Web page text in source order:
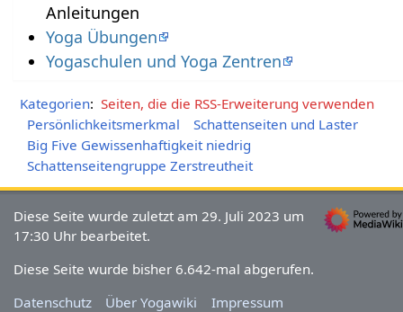
Anleitungen
Yoga Übungen
Yogaschulen und Yoga Zentren
Kategorien: Seiten, die die RSS-Erweiterung verwenden
Persönlichkeitsmerkmal
Schattenseiten und Laster
Big Five Gewissenhaftigkeit niedrig
Schattenseitengruppe Zerstreutheit
Diese Seite wurde zuletzt am 29. Juli 2023 um
17:30 Uhr bearbeitet.
Diese Seite wurde bisher 6.642-mal abgerufen.
Datenschutz
Über Yogawiki Impressum